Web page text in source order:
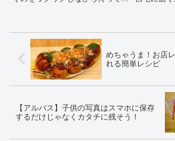
めちゃうま！お店
れる簡単レシピ
【アルバス】子供の写真はスマホに保存
するだけじゃなくカタチに残そう！